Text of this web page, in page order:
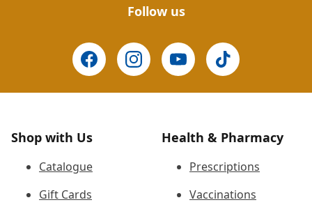
Follow us
Shop with Us
Catalogue
Gift Cards
Health & Pharmacy
Prescriptions
Vaccinations